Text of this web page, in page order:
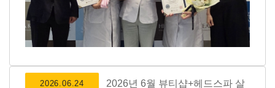
2026.06.24
2026년 6월 뷰티샵+헤드스파 살